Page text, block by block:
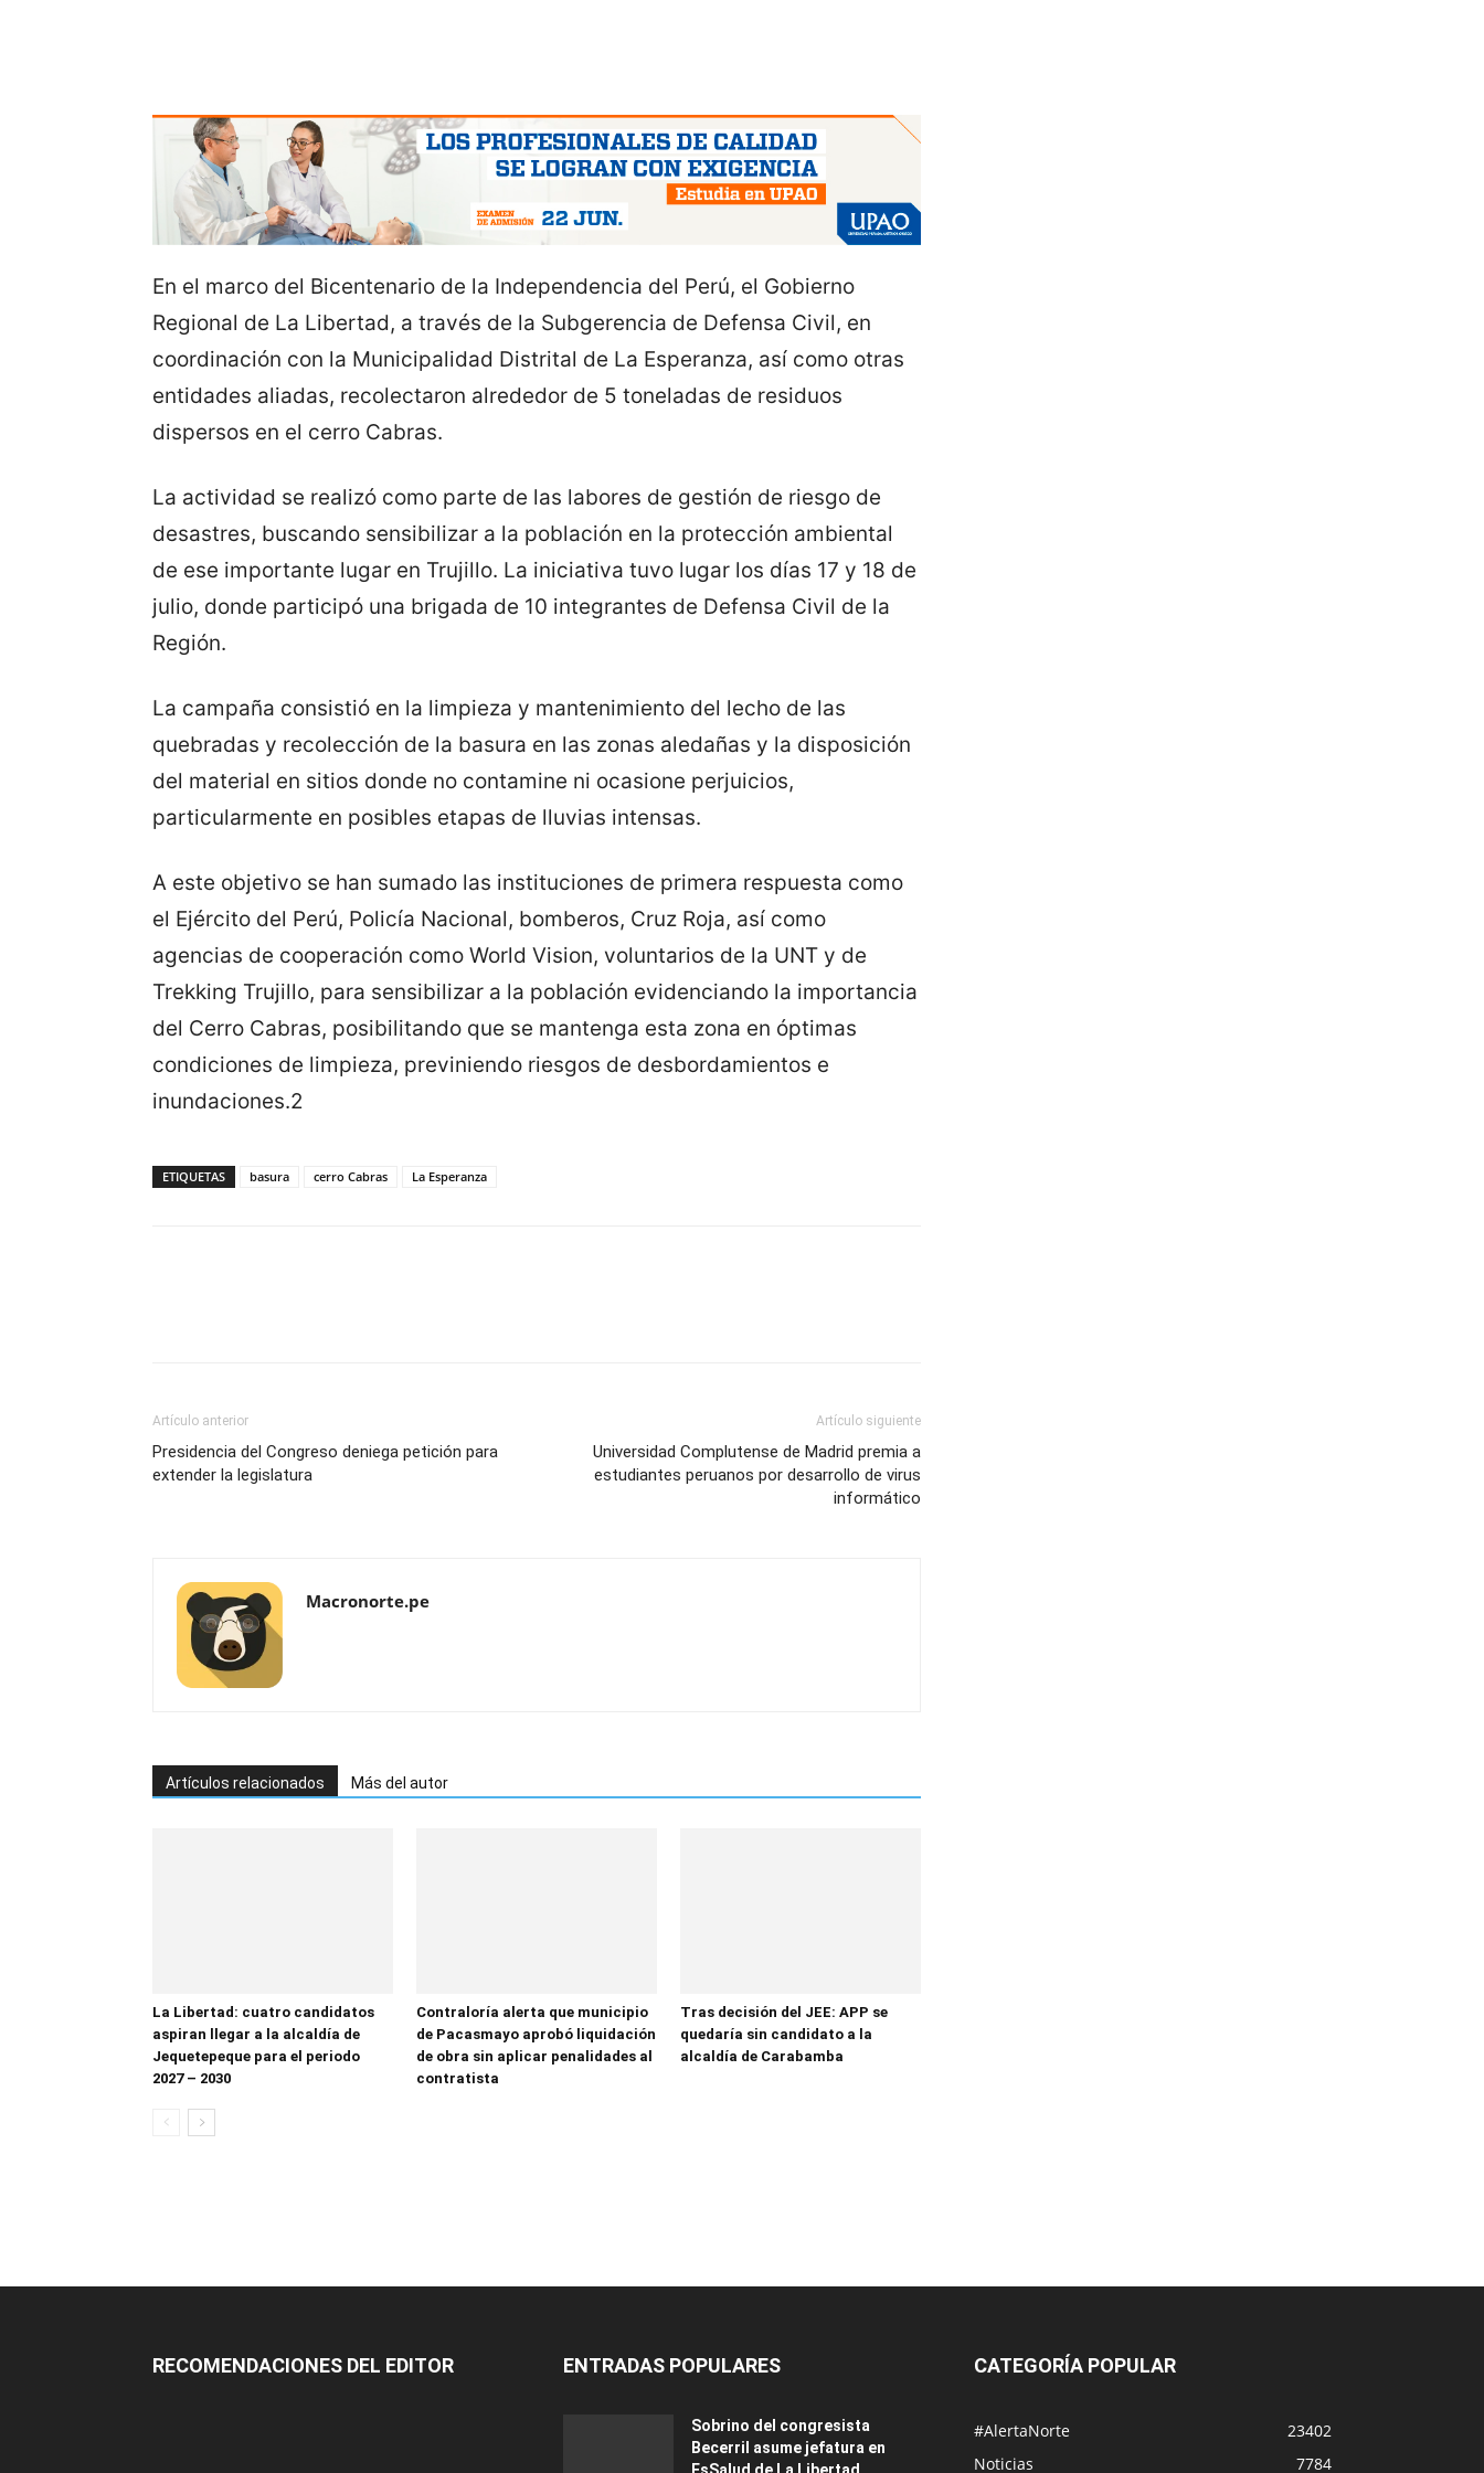
En el marco del Bicentenario de la Independencia del Perú, el Gobierno
Regional de La Libertad, a través de la Subgerencia de Defensa Civil, en
coordinación con la Municipalidad Distrital de La Esperanza, así como otras
entidades aliadas, recolectaron alrededor de 5 toneladas de residuos
dispersos en el cerro Cabras.
La actividad se realizó como parte de las labores de gestión de riesgo de
desastres, buscando sensibilizar a la población en la protección ambiental
de ese importante lugar en Trujillo. La iniciativa tuvo lugar los días 17 y 18 de
julio, donde participó una brigada de 10 integrantes de Defensa Civil de la
Región.
La campaña consistió en la limpieza y mantenimiento del lecho de las
quebradas y recolección de la basura en las zonas aledañas y la disposición
del material en sitios donde no contamine ni ocasione perjuicios,
particularmente en posibles etapas de lluvias intensas.
A este objetivo se han sumado las instituciones de primera respuesta como
el Ejército del Perú, Policía Nacional, bomberos, Cruz Roja, así como
agencias de cooperación como World Vision, voluntarios de la UNT y de
Trekking Trujillo, para sensibilizar a la población evidenciando la importancia
del Cerro Cabras, posibilitando que se mantenga esta zona en óptimas
condiciones de limpieza, previniendo riesgos de desbordamientos e
inundaciones.2
ETIQUETAS basura cerro Cabras La Esperanza
Artículo anterior
Presidencia del Congreso deniega petición para
extender la legislatura
Artículo siguiente
Universidad Complutense de Madrid premia a
estudiantes peruanos por desarrollo de virus
informático
Macronorte.pe
Artículos relacionados Más del autor
La Libertad: cuatro candidatos
aspiran llegar a la alcaldía de
Jequetepeque para el periodo
2027 – 2030
Contraloría alerta que municipio
de Pacasmayo aprobó liquidación
de obra sin aplicar penalidades al
contratista
Tras decisión del JEE: APP se
quedaría sin candidato a la
alcaldía de Carabamba
RECOMENDACIONES DEL EDITOR ENTRADAS POPULARES
Sobrino del congresista
Becerril asume jefatura en
CATEGORÍA POPULAR
#AlertaNorte
23402
Noticias
7784